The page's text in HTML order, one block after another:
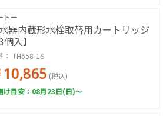
トー
器内蔵形水栓取替用カートリッジ
個入】
： TH658-1S
10,865 (税込)
け目安：08月23日(日)～